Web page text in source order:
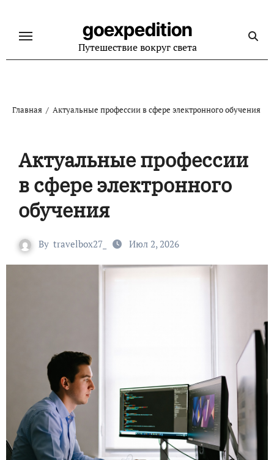
содержанию
goexpedition
Путешествие вокруг света
Главная Актуальные профессии в сфере электронного обучения
Актуальные профессии
в сфере электронного
обучения
By travelbox27_ Июл 2, 2026